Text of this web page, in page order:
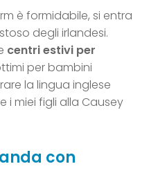
è formidabile, si entra
degli irlandesi.
centri estivi per
per bambini
la lingua inglese
i miei figli alla Causey
con